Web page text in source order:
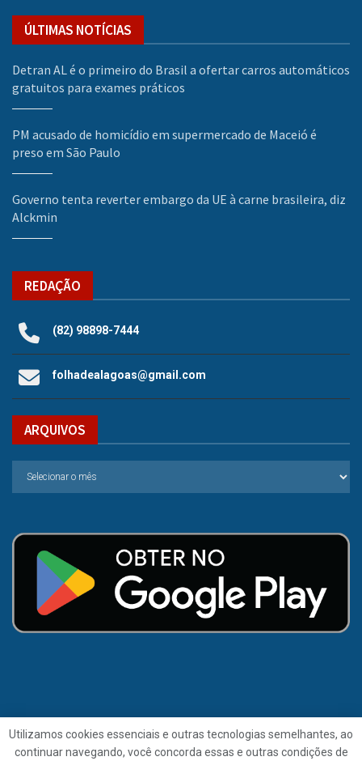
ÚLTIMAS NOTÍCIAS
Detran AL é o primeiro do Brasil a ofertar carros automáticos
gratuitos para exames práticos
PM acusado de homicídio em supermercado de Maceió é
preso em São Paulo
Governo tenta reverter embargo da UE à carne brasileira, diz
Alckmin
REDAÇÃO
(82) 98898-7444
folhadealagoas@gmail.com
ARQUIVOS
Utilizamos cookies essenciais e outras tecnologias semelhantes, ao
continuar navegando, você concorda essas e outras condições de